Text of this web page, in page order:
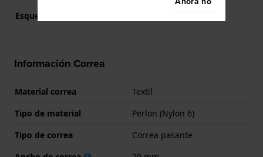
Esqueletizado
Información Correa
Material correa
Textil
Tipo de material
Perlon (Nylon 6)
Tipo de correa
Correa pasante